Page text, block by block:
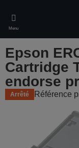
main
content
Menu
Epson
Cartridge
endorse
Arrêté Référence